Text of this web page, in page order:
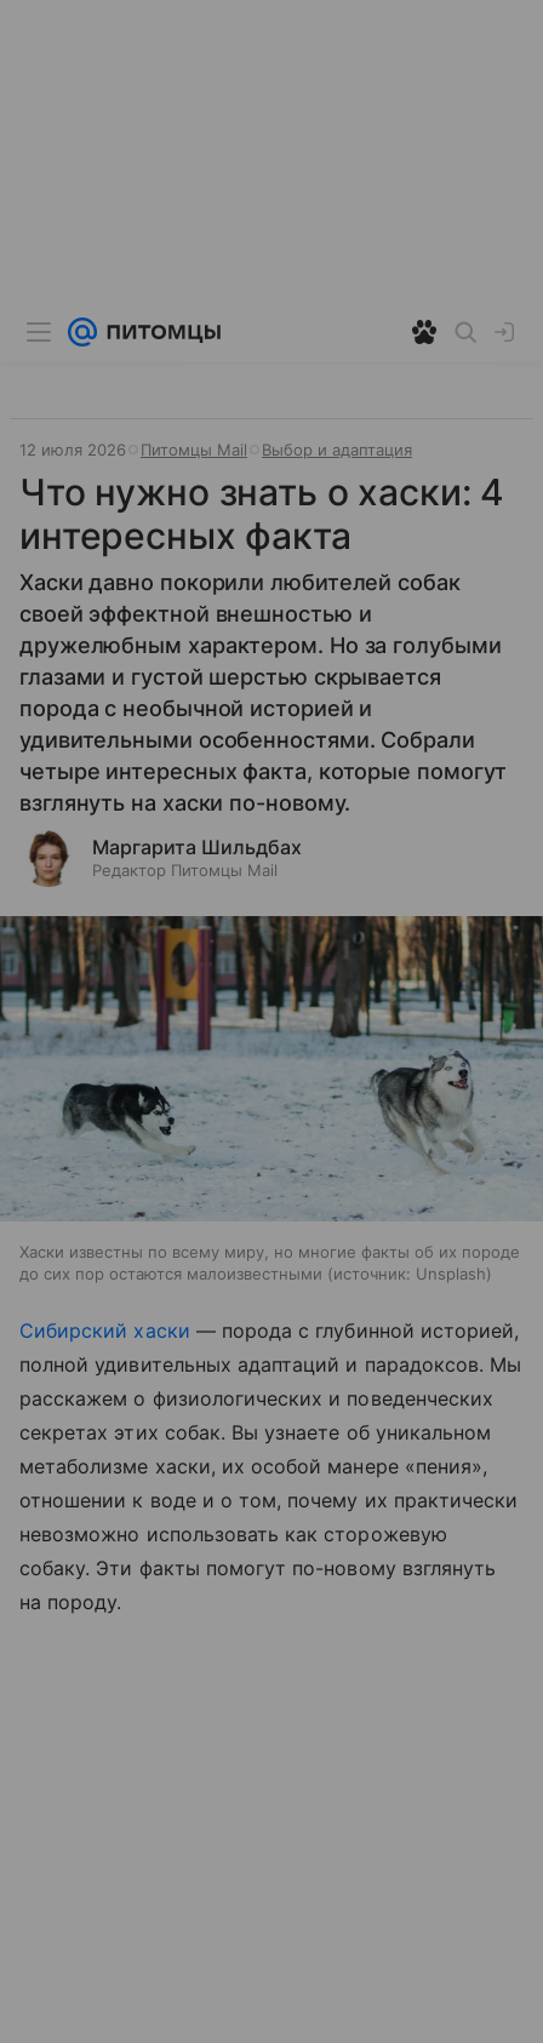
12 июля 2026 Питомцы Mail Выбор и адаптация
Что нужно знать о хаски: 4
интересных факта
Хаски давно покорили любителей собак
своей эффектной внешностью и
дружелюбным характером. Но за голубыми
глазами и густой шерстью скрывается
порода с необычной историей и
удивительными особенностями. Собрали
четыре интересных факта, которые помогут
взглянуть на хаски по-новому.
Маргарита Шильдбах
Редактор Питомцы Mail
Хаски известны по всему миру, но многие факты об их породе
до сих пор остаются малоизвестными
источник: Unsplash
Сибирский хаски — порода с глубинной историей,
полной удивительных адаптаций и парадоксов. Мы
расскажем о физиологических и поведенческих
секретах этих собак. Вы узнаете об уникальном
метаболизме хаски, их особой манере «пения»,
отношении к воде и о том, почему их практически
невозможно использовать как сторожевую
собаку. Эти факты помогут по-новому взглянуть
на породу.